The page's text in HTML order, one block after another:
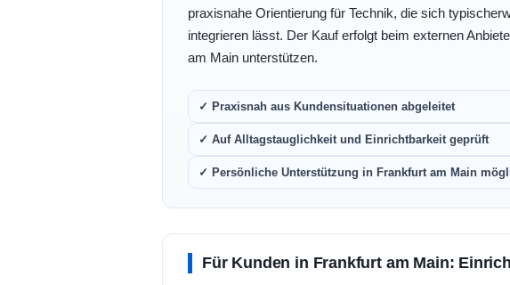
praxisnahe Orientierung für Technik, die sich
integrieren lässt. Der Kauf erfolgt beim externen
am Main unterstützen.
✓ Praxisnah aus Kundensituationen abgeleitet
✓ Auf Alltagstauglichkeit und Einrichtbarkeit geprüft
✓ Persönliche Unterstützung in Frankfurt am Main
Für Kunden in Frankfurt am Main: